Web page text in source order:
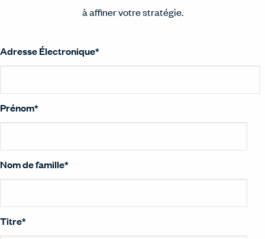
à affiner votre stratégie.
Adresse Électronique*
Prénom*
Nom de famille*
Titre*